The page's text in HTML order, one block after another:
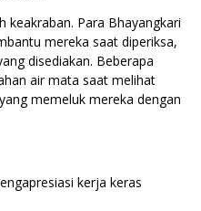
keakraban. Para Bhayangkari
mereka saat diperiksa,
disediakan. Beberapa
air mata saat melihat
memeluk mereka dengan
kerja keras